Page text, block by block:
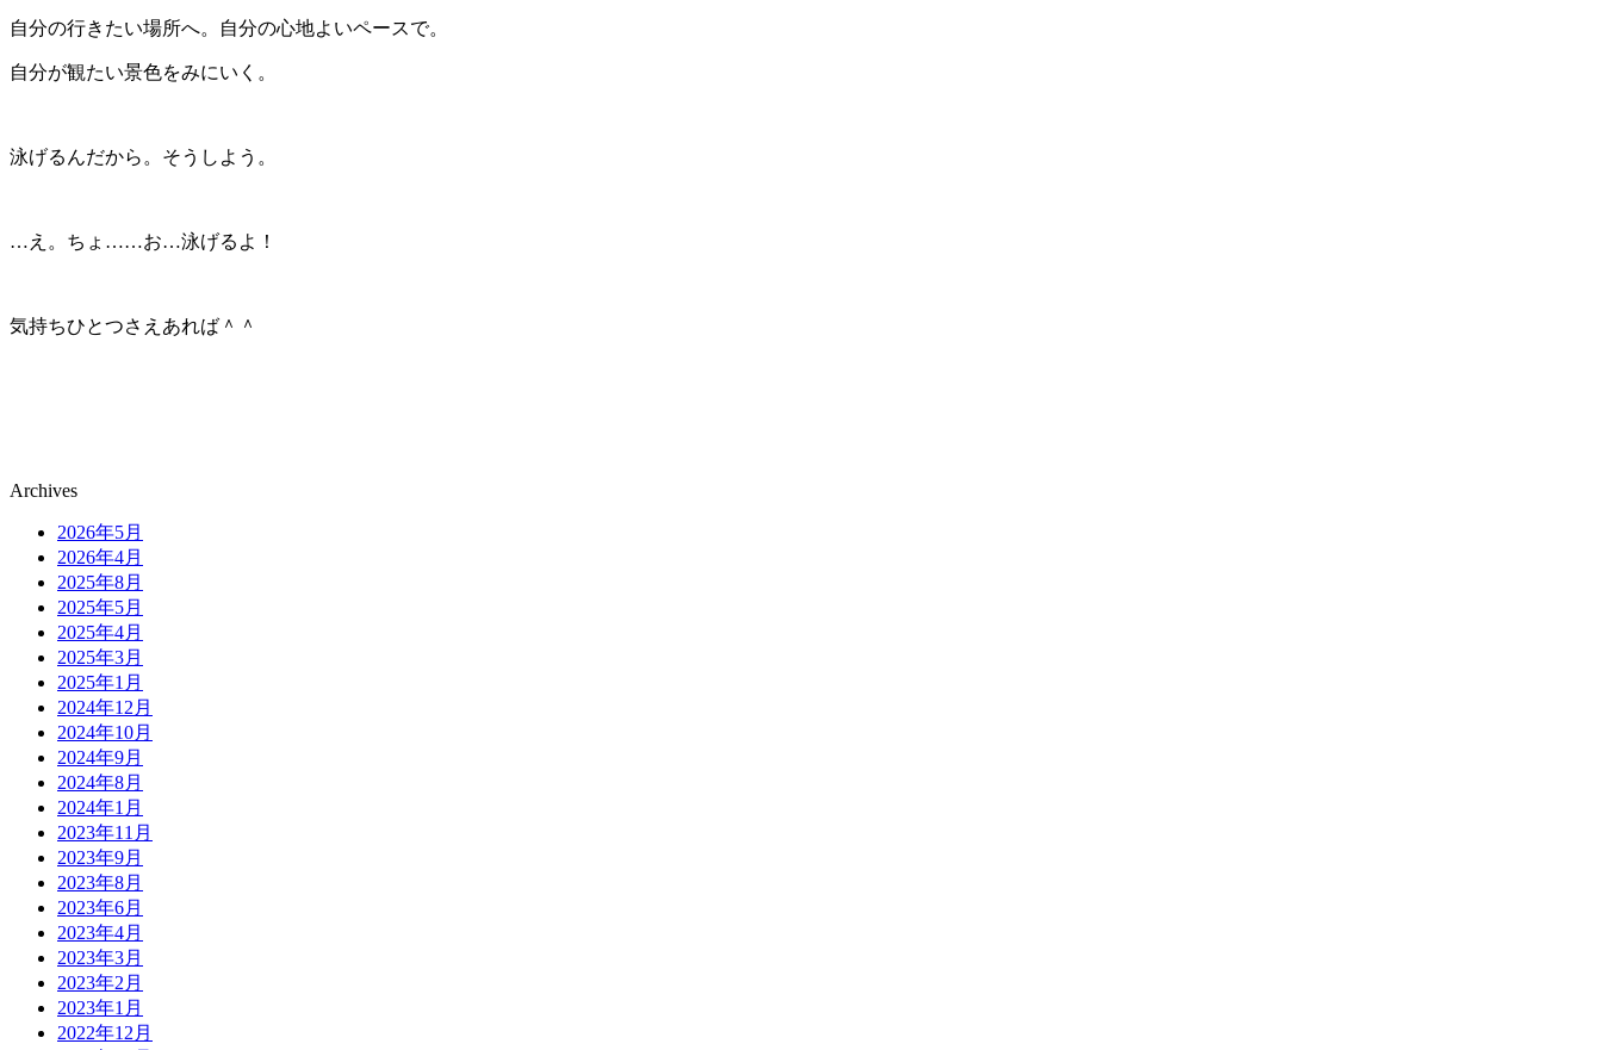
自分の行きたい場所へ。自分の心地よいペースで。
自分が観たい景色をみにいく。
泳げるんだから。そうしよう。
…え。ちょ……お…泳げるよ！
気持ちひとつさえあれば＾＾
Archives
2026年5月
2026年4月
2025年8月
2025年5月
2025年4月
2025年3月
2025年1月
2024年12月
2024年10月
2024年9月
2024年8月
2024年1月
2023年11月
2023年9月
2023年8月
2023年6月
2023年4月
2023年3月
2023年2月
2023年1月
2022年12月